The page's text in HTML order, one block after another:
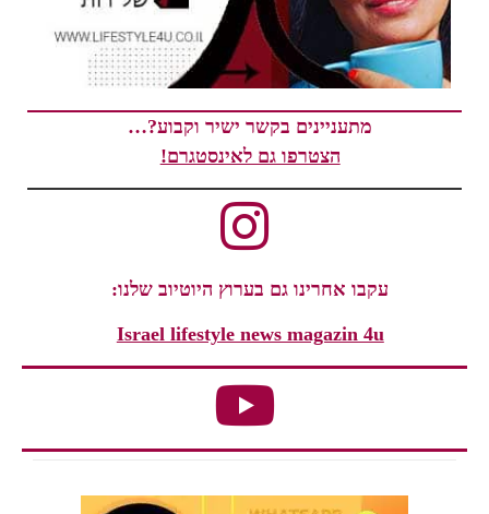
מתעניינים בקשר ישיר וקבוע?…
הצטרפו גם לאינסטגרם!
עקבו אחרינו גם בערוץ היוטיוב שלנו:
Israel lifestyle news magazin 4u